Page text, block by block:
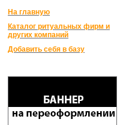
На главную
Каталог ритуальных фирм и
других компаний
Добавить себя в базу